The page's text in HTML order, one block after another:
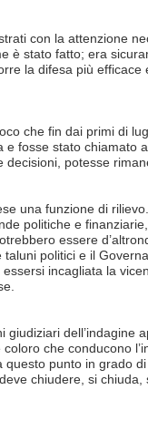
con la attenzione
è stato fatto; era
la difesa più efficace
che fin dai primi di
e fosse stato chiamato
potesse
una funzione di
politiche e
essere
politici e il
incagliata la
dell’indagine
che conducono
punto in grado
chiudere, si chiuda,